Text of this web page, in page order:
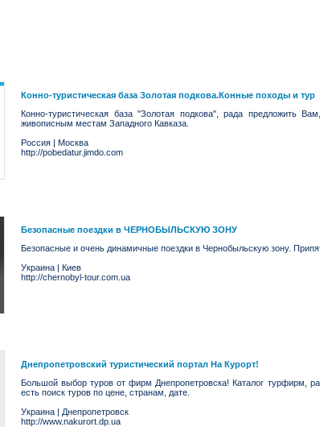
Конно-туристическая база Золотая подкова.Конные походы и тур
Конно-туристическая база "Золотая подкова", рада предложить
живописным местам Западного Кавказа.
Россия | Москва
http://pobedatur.jimdo.com
Безопасные поездки в ЧЕРНОБЫЛЬСКУЮ ЗОНУ
Безопасные и очень динамичные поездки в Чернобыльскую зону.
Украина | Киев
http://chernobyl-tour.com.ua
Днепропетровский туристический портал На Курорт!
Большой выбор туров от фирм Днепропетровска! Каталог турфирм,
есть поиск туров по цене, странам, дате.
Украина | Днепропетровск
http://www.nakurort.dp.ua